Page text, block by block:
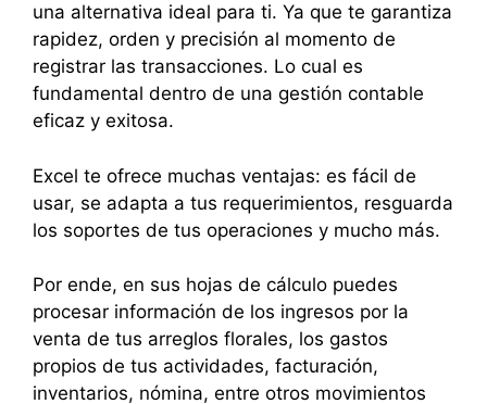
una alternativa ideal para ti. Ya que te garantiza
rapidez, orden y precisión al momento de
registrar las transacciones. Lo cual es
fundamental dentro de una gestión contable
eficaz y exitosa.
Excel te ofrece muchas ventajas: es fácil de
usar, se adapta a tus requerimientos, resguarda
los soportes de tus operaciones y mucho más.
Por ende, en sus hojas de cálculo puedes
procesar información de los ingresos por la
venta de tus arreglos florales, los gastos
propios de tus actividades, facturación,
inventarios, nómina, entre otros movimientos